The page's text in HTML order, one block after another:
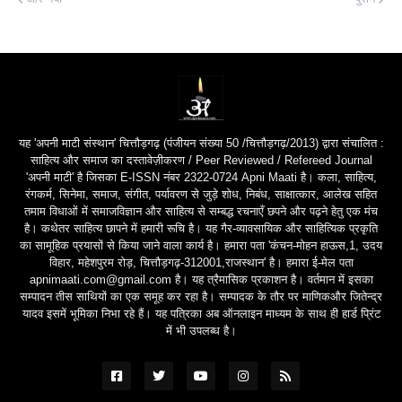
यह 'अपनी माटी संस्थान' चित्तौड़गढ़ (पंजीयन संख्या 50 /चित्तौड़गढ़/2013) द्वारा संचालित :
साहित्य और समाज का दस्तावेज़ीकरण / Peer Reviewed / Refereed Journal
'अपनी माटी' है जिसका E-ISSN नंबर 2322-0724 Apni Maati है। कला, साहित्य,
रंगकर्म, सिनेमा, समाज, संगीत, पर्यावरण से जुड़े शोध, निबंध, साक्षात्कार, आलेख सहित
तमाम विधाओं में समाजविज्ञान और साहित्य से सम्बद्ध रचनाएँ छपने और पढ़ने हेतु एक मंच
है। कथेतर साहित्य छापने में हमारी रूचि है। यह गैर-व्यावसायिक और साहित्यिक प्रकृति
का सामूहिक प्रयासों से किया जाने वाला कार्य है। हमारा पता 'कंचन-मोहन हाऊस,1, उदय
विहार, महेशपुरम रोड़, चित्तौड़गढ़-312001,राजस्थान' है। हमारा ई-मेल पता
apnimaati.com@gmail.com है। यह त्रैमासिक प्रकाशन है। वर्तमान में इसका
सम्पादन तीस साथियों का एक समूह कर रहा है। सम्पादक के तौर पर माणिकऔर जितेन्द्र
यादव इसमें भूमिका निभा रहे हैं। यह पत्रिका अब ऑनलाइन माध्यम के साथ ही हार्ड प्रिंट
में भी उपलब्ध है।